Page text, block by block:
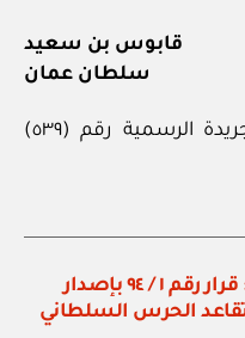
قابوس بن سعيد
سلطان عمان
نشر هذا المرسوم في عدد الجريدة الرسمية رقم (٥٣٩)
الحرس السلطاني العماني: قرار رقم ١ / ٩٤ بإصدار
الحرس السلطاني